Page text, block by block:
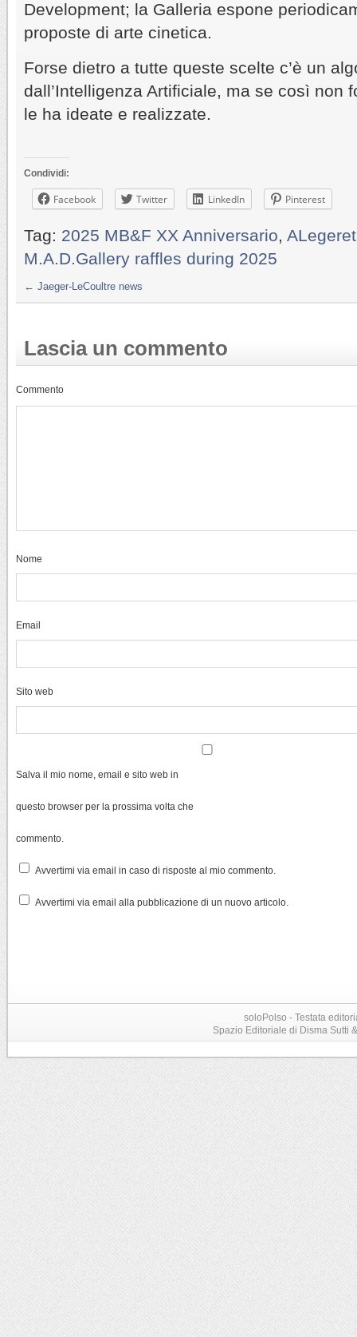
Development; la Galleria espone
proposte di arte cinetica.
Forse dietro a tutte queste scelte c’è un
dall’Intelligenza Artificiale, ma se così non
le ha ideate e realizzate.
Condividi:
Facebook Twitter LinkedIn Pinterest
Tag: 2025 MB&F XX Anniversario
M.A.D.Gallery raffles during 2025
← Jaeger-LeCoultre news
Lascia un commento
Commento
Nome
Email
Sito web
Salva il mio nome, email e sito web in
questo browser per la prossima volta che
commento.
Avvertimi via email in caso di risposte al mio commento.
Avvertimi via email alla pubblicazione di un nuovo articolo.
soloPolso - Testata
Spazio Editoriale di Disma Sutti